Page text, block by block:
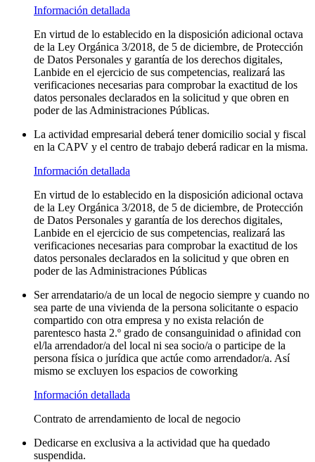
Información detallada
En virtud de lo establecido en la disposición adicional octava
de la Ley Orgánica 3/2018, de 5 de diciembre, de Protección
de Datos Personales y garantía de los derechos digitales,
Lanbide en el ejercicio de sus competencias, realizará las
verificaciones necesarias para comprobar la exactitud de los
datos personales declarados en la solicitud y que obren en
poder de las Administraciones Públicas.
La actividad empresarial deberá tener domicilio social y fiscal
en la CAPV y el centro de trabajo deberá radicar en la misma.
Información detallada
En virtud de lo establecido en la disposición adicional octava
de la Ley Orgánica 3/2018, de 5 de diciembre, de Protección
de Datos Personales y garantía de los derechos digitales,
Lanbide en el ejercicio de sus competencias, realizará las
verificaciones necesarias para comprobar la exactitud de los
datos personales declarados en la solicitud y que obren en
poder de las Administraciones Públicas
Ser arrendatario/a de un local de negocio siempre y cuando no
sea parte de una vivienda de la persona solicitante o espacio
compartido con otra empresa y no exista relación de
parentesco hasta 2.º grado de consanguinidad o afinidad con
el/la arrendador/a del local ni sea socio/a o participe de la
persona física o jurídica que actúe como arrendador/a. Así
mismo se excluyen los espacios de coworking
Información detallada
Contrato de arrendamiento de local de negocio
Dedicarse en exclusiva a la actividad que ha quedado
suspendida.